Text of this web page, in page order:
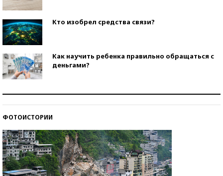
Кто изобрел средства связи?
Как научить ребенка правильно обращаться с
деньгами?
ФОТОИСТОРИИ